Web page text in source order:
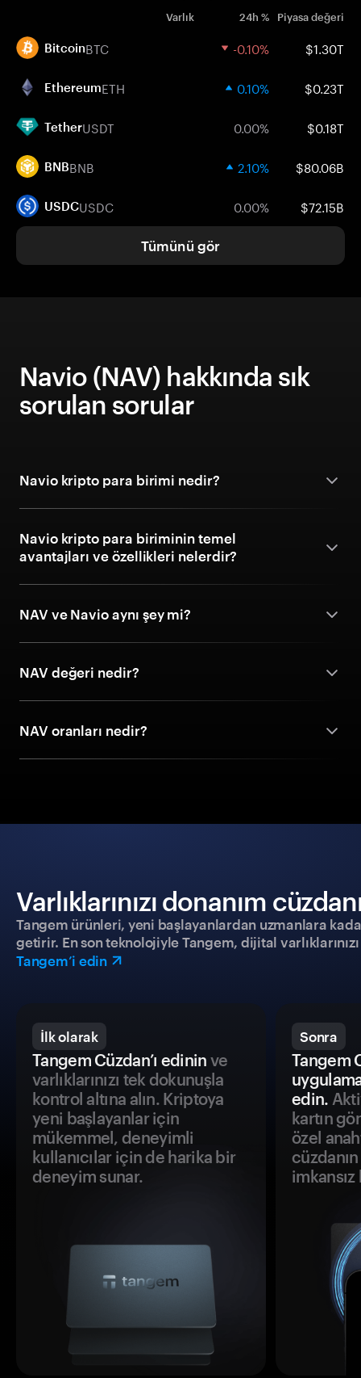
Varlık 24h % Piyasa değeri
BitcoinBTC -0.10% $1.30T
EthereumETH 0.10% $0.23T
TetherUSDT 0.00% $0.18T
BNBBNB 2.10% $80.06B
USDCUSDC 0.00% $72.15B
Tümünü gör
Navio (NAV) hakkında sık
sorulan sorular
Navio kripto para birimi nedir?
Navio kripto para biriminin temel
avantajları ve özellikleri nelerdir?
NAV ve Navio aynı şey mi?
NAV değeri nedir?
NAV oranları nedir?
Varlıklarınızı donanım
Tangem ürünleri, yeni başlayanlardan uzmanlara
getirir. En son teknolojiyle Tangem, dijital
Tangem’i edin
İlk olarak
Tangem Cüzdan’ı edinin ve
varlıklarınızı tek dokunuşla
kontrol altına alın. Kriptoya
yeni başlayanlar için
mükemmel, deneyimli
kullanıcılar için de harika bir
deneyim sunar.
Sonra
Tangem
edin.
kartın
özel